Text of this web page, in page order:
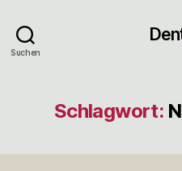
Suchen
Schlagwort: